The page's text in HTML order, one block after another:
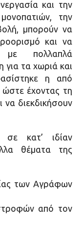
και την
την
μπορούν να
και να
με πολλαπλά
για τα χωριά και
η από
ώστε έχοντας τη
να διεκδικήσουν
σε κατ’ ιδίαν
θέματα της
των Αγράφων
από τον